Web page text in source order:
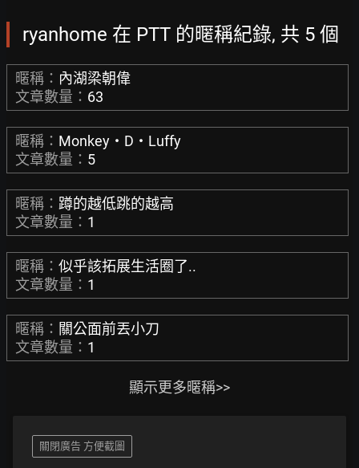
ryanhome 在 PTT 的暱稱紀錄, 共 5 個
暱稱： 內湖梁朝偉
文章數量： 63
暱稱： Monkey‧D‧Luffy
文章數量： 5
暱稱： 蹲的越低跳的越高
文章數量： 1
暱稱： 似乎該拓展生活圈了..
文章數量： 1
暱稱： 關公面前丟小刀
文章數量： 1
顯示更多暱稱>>
關閉廣告 方便截圖